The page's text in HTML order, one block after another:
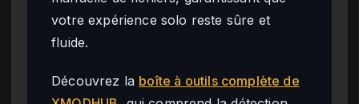
votre expérience solo reste sûre et
fluide.
Découvrez la boîte à outils complète de